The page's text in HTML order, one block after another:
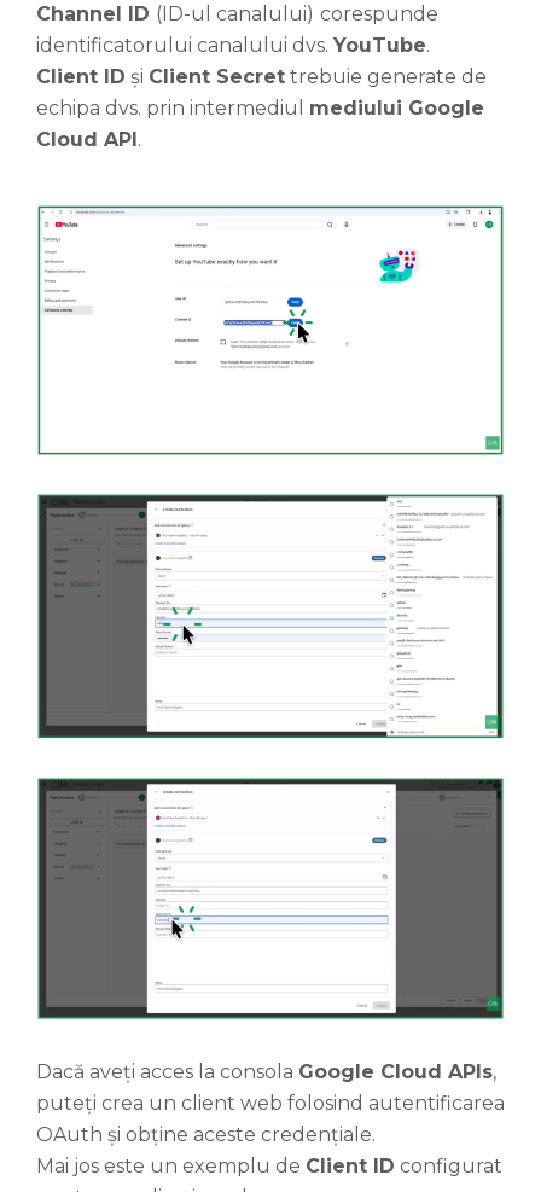
Channel ID (ID-ul canalului) corespunde
identificatorului canalului dvs. YouTube.
Client ID și Client Secret trebuie generate de
echipa dvs. prin intermediul mediului Google
Cloud API.
Dacă aveți acces la consola Google Cloud APIs,
puteți crea un client web folosind autentificarea
OAuth și obține aceste credențiale.
Mai jos este un exemplu de Client ID configurat